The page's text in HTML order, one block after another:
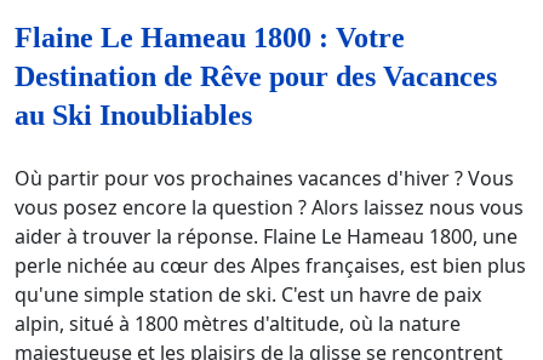
Flaine Le Hameau 1800 : Votre
Destination de Rêve pour des Vacances
au Ski Inoubliables
Où partir pour vos prochaines vacances d'hiver ? Vous
vous posez encore la question ? Alors laissez nous vous
aider à trouver la réponse. Flaine Le Hameau 1800, une
perle nichée au cœur des Alpes françaises, est bien plus
qu'une simple station de ski. C'est un havre de paix
alpin, situé à 1800 mètres d'altitude, où la nature
majestueuse et les plaisirs de la glisse se rencontrent